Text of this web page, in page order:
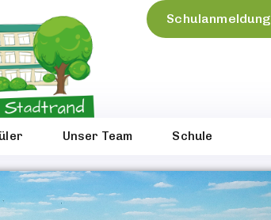
Schulanmeldung
Unser Team Schule